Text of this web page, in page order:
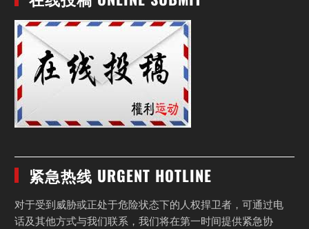
紧急热线 URGENT HOTLINE
对于受到威胁或正处于危险状态下的人权捍卫者，可通过电
话及其他方式与我们联系，我们将在第一时间提供紧急协